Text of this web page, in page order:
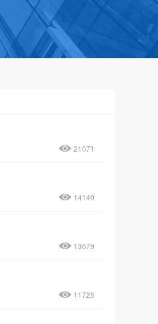
21071
14140
13679
11725